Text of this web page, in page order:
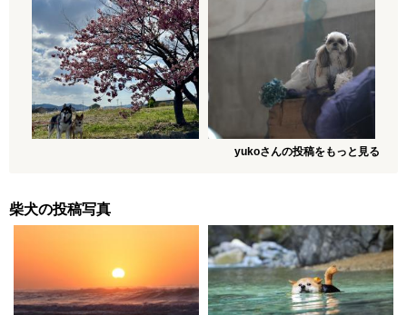
yukoさんの投稿をもっと見る
柴犬の投稿写真